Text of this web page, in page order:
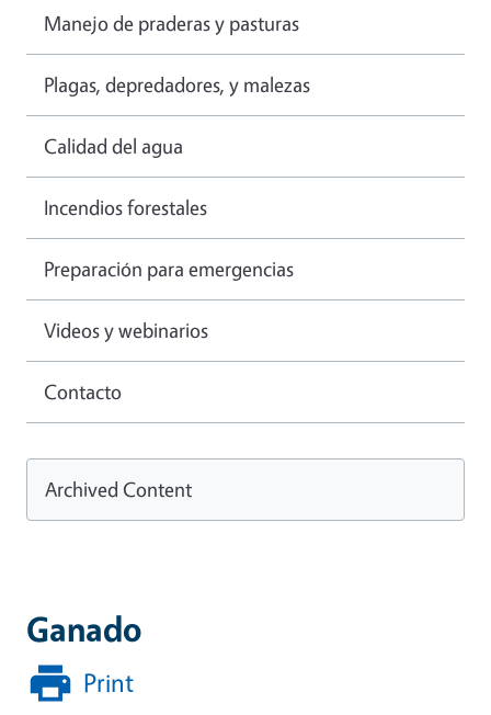
Ganado
Print
Manejo de praderas y pasturas
Plagas, depredadores, y malezas
Calidad del agua
Incendios forestales
Preparación para emergencias
Videos y webinarios
Contacto
Archived Content